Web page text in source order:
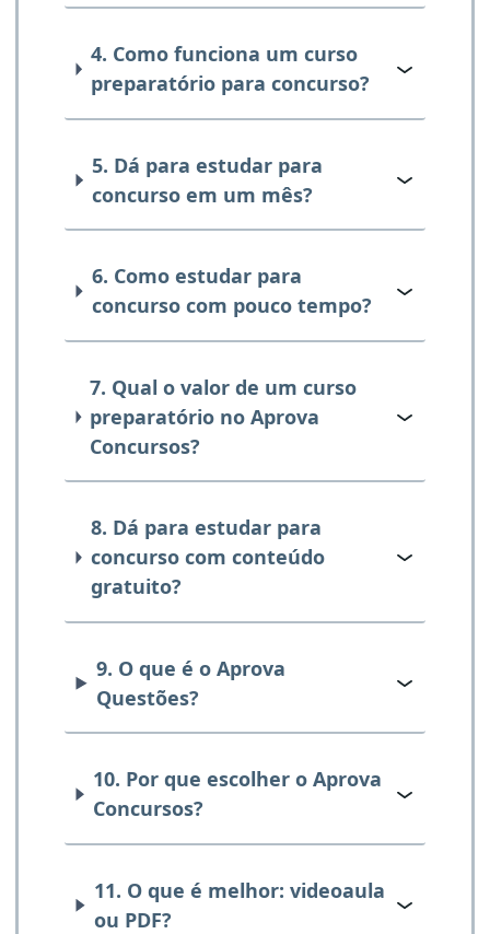
4. Como funciona um curso
preparatório para concurso?
5. Dá para estudar para
concurso em um mês?
6. Como estudar para
concurso com pouco tempo?
7. Qual o valor de um curso
preparatório no Aprova
Concursos?
8. Dá para estudar para
concurso com conteúdo
gratuito?
9. O que é o Aprova
Questões?
10. Por que escolher o Aprova
Concursos?
11. O que é melhor: videoaula
ou PDF?